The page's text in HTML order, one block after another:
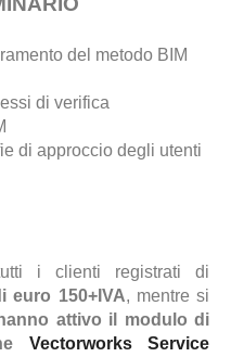
del metodo BIM
di verifica
di approccio degli utenti
i clienti registrati di
euro 150+IVA, mentre si
attivo il modulo di
Vectorworks Service